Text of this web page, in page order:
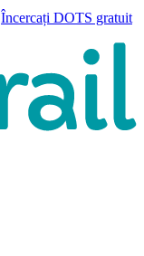
Încercați DOTS gratuit